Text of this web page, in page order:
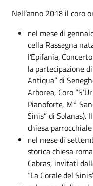
Nell’anno 2018 il coro
nel mese di
della Rassegna
l’Epifania,
la partecipazione
Antiqua” di
Arborea, Coro
Pianoforte, M°
Sinis” di Solanas).
chiesa
nel mese di
storica chiesa
Cabras, invitati
“La Corale del